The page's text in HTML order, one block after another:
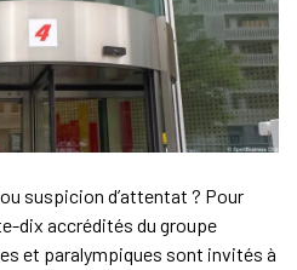
suspicion d’attentat ? Pour
dix accrédités du groupe
et paralympiques sont invités à